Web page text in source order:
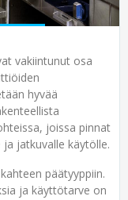
vakiintunut osa
hyvää
joissa pinnat
jatkuvalle käytölle.
päätyyppiin.
ja käyttötarve on